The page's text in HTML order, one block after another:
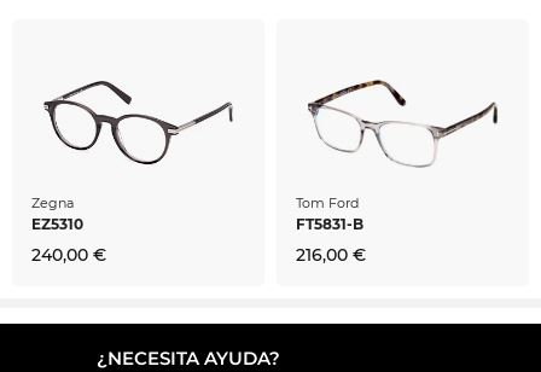
Zegna
EZ5310
240,00 €
Tom Ford
FT5831-B
216,00 €
¿NECESITA AYUDA?